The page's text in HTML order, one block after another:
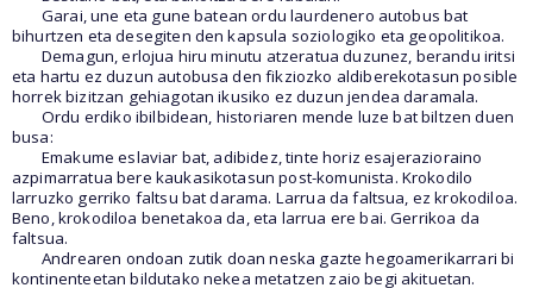
Garai, une eta gune batean ordu laurdenero autobus bat
bihurtzen eta desegiten den kapsula soziologiko eta geopolitikoa.
Demagun, erlojua hiru minutu atzeratua duzunez, berandu iritsi
eta hartu ez duzun autobusa den fikziozko aldiberekotasun posible
horrek bizitzan gehiagotan ikusiko ez duzun jendea daramala.
Ordu erdiko ibilbidean, historiaren mende luze bat biltzen duen
busa:
Emakume eslaviar bat, adibidez, tinte horiz esajerazioraino
azpimarratua bere kaukasikotasun post-komunista. Krokodilo
larruzko gerriko faltsu bat darama. Larrua da faltsua, ez krokodiloa.
Beno, krokodiloa benetakoa da, eta larrua ere bai. Gerrikoa da
faltsua.
Andrearen ondoan zutik doan neska gazte hegoamerikarrari bi
kontinenteetan bildutako nekea metatzen zaio begi akituetan.